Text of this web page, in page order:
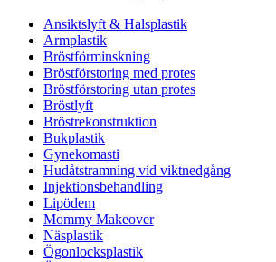
Ansiktslyft & Halsplastik
Armplastik
Bröstförminskning
Bröstförstoring med protes
Bröstförstoring utan protes
Bröstlyft
Bröstrekonstruktion
Bukplastik
Gynekomasti
Hudåtstramning vid viktnedgång
Injektionsbehandling
Lipödem
Mommy Makeover
Näsplastik
Ögonlocksplastik